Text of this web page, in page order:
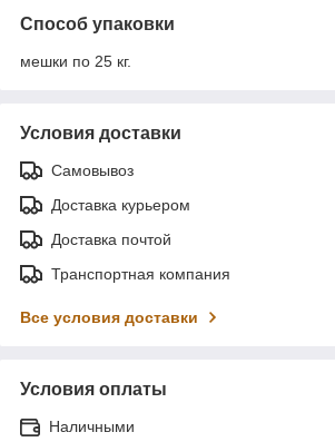
Способ упаковки
мешки по 25 кг.
Условия доставки
Самовывоз
Доставка курьером
Доставка почтой
Транспортная компания
Все условия доставки
Условия оплаты
Наличными